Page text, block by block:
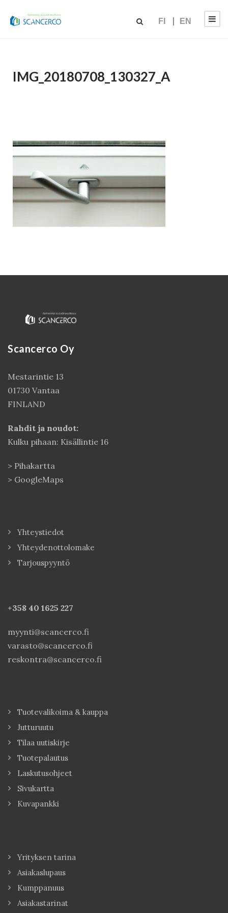
FI EN
IMG_20180708_130327_A
Scancerco Oy
Mestarintie 13
01730 Vantaa
FINLAND
Rahdit ja noudot:
Kulku pihaan: Kisällintie 16
> Pihakartta
> GoogleMaps
Yhteystiedot
Yhteydenottolomake
Tarjouspyyntö
+358 40 1625 227
myynti@scancerco.fi
varasto@scancerco.fi
reskontra@scancerco.fi
Tuotevalikoima & kauppa
Jutturuutu
Tilaa uutiskirje
Tuotepalautus
Laskutusohjeet
Sivukartta
Kuvapankki
Yrityksen tarina
Asiakaslupaus
Kumppanuus
Asiakastarinat